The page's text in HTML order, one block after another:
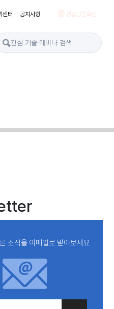
센터 공지사항 경품당첨확인
소식을 이메일로 받아보세요